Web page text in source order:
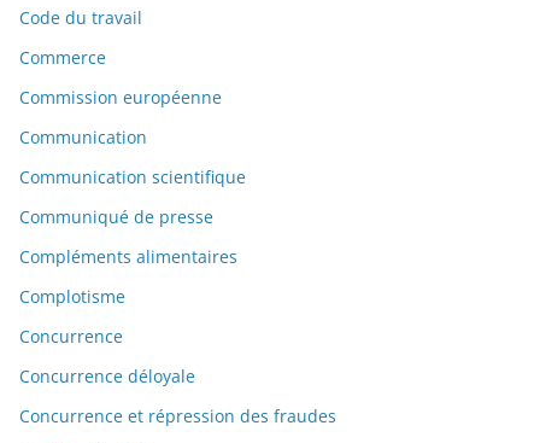
Code du travail
Commerce
Commission européenne
Communication
Communication scientifique
Communiqué de presse
Compléments alimentaires
Complotisme
Concurrence
Concurrence déloyale
Concurrence et répression des fraudes